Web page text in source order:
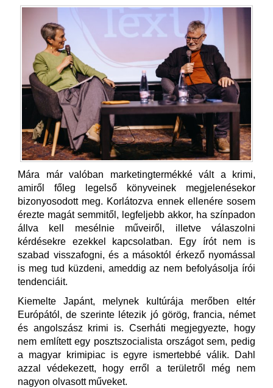
Mára már valóban marketingtermékké vált a krimi,
amiről főleg legelső könyveinek megjelenésekor
bizonyosodott meg. Korlátozva ennek ellenére sosem
érezte magát semmitől, legfeljebb akkor, ha színpadon
állva kell mesélnie műveiről, illetve válaszolni
kérdésekre ezekkel kapcsolatban. Egy írót nem is
szabad visszafogni, és a másoktól érkező nyomással
is meg tud küzdeni, ameddig az nem befolyásolja írói
tendenciáit.
Kiemelte Japánt, melynek kultúrája merőben eltér
Európától, de szerinte létezik jó görög, francia, német
és angolszász krimi is. Cserháti megjegyezte, hogy
nem említett egy posztszocialista országot sem, pedig
a magyar krimipiac is egyre ismertebbé válik. Dahl
azzal védekezett, hogy erről a területről még nem
nagyon olvasott műveket.